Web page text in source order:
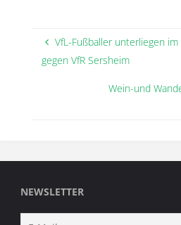
VfL-Fußballer unterliegen im
gegen VfR Sersheim
Wein-und
NEWSLETTER